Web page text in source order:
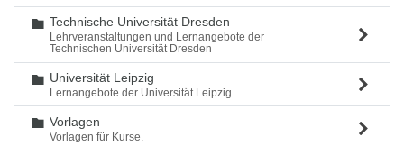
Ordner
Technische Universität Dresden
Lehrveranstaltungen und Lernangebote der
Technischen Universität Dresden
Ordner
Universität Leipzig
Lernangebote der Universität Leipzig
Ordner
Vorlagen
Vorlagen für Kurse.